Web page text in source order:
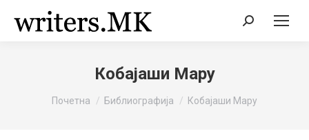
Search:
Кобајаши Мару
You are here:
Почетна Библиографија Кобајаши Мару